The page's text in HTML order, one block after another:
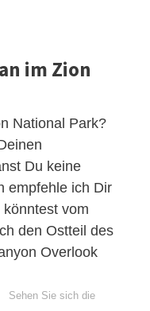
im Zion
National Park?
Du keine
empfehle ich Dir
vom
den Ostteil des
Overlook
Sehen Sie sich die